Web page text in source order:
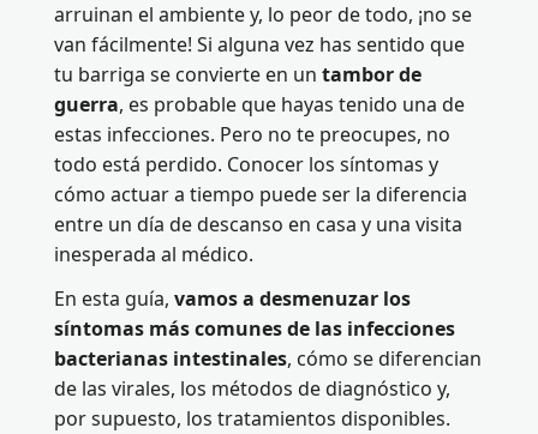
arruinan el ambiente y, lo peor de todo, ¡no se
van fácilmente! Si alguna vez has sentido que
tu barriga se convierte en un tambor de
guerra, es probable que hayas tenido una de
estas infecciones. Pero no te preocupes, no
todo está perdido. Conocer los síntomas y
cómo actuar a tiempo puede ser la diferencia
entre un día de descanso en casa y una visita
inesperada al médico.
En esta guía, vamos a desmenuzar los
síntomas más comunes de las infecciones
bacterianas intestinales, cómo se diferencian
de las virales, los métodos de diagnóstico y,
por supuesto, los tratamientos disponibles.